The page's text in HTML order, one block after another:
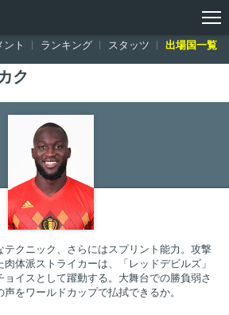
シア大会 ロメ
ント ランキング スタッツ 出場国一覧
ク
テクニック、さらにはスプリント能力。攻撃
体派ストライカーは、「レッドデビルズ」
イスとして躍動する。大舞台での勝負弱さ
をワールドカップで払拭できるか。